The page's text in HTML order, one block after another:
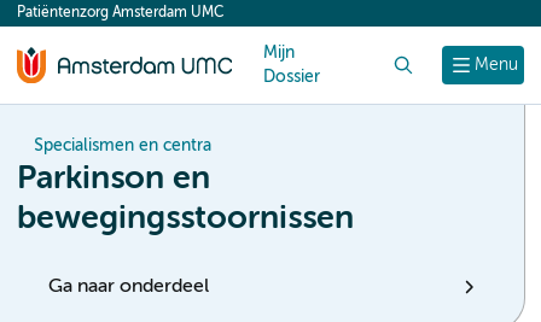
content
Menu
Patiëntenzorg Amsterdam UMC
Mijn
Dossier
Specialismen en centra
Parkinson en
bewegingsstoornissen
Ga naar onderdeel